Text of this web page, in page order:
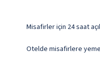
Misafirler için 24 saat
Otelde misafirlere